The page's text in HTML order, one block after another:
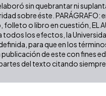
sin quebrantar ni
sobre éste. PARÁGRAFO:
o libro en cuestión, EL
los efectos, la
para que en los
publicación de este con fines
del texto citando siempre